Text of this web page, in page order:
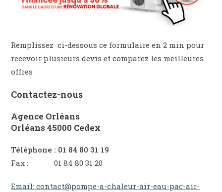
Remplissez ci-dessous ce formulaire en 2 min pour
recevoir plusieurs devis et comparez les meilleures
offres
Contactez-nous
Agence Orléans
Orléans 45000 Cedex
Téléphone : 01 84 80 31 19
Fax : 01 84 80 31 20
Email: contact@pompe-a-chaleur-air-eau-pac-air-